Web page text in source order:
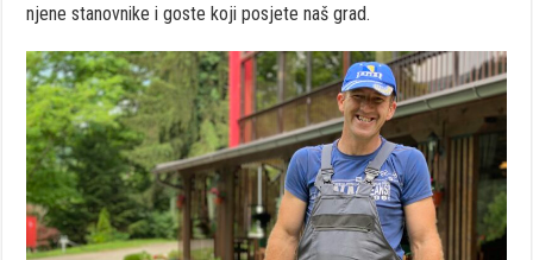
njene stanovnike i goste koji posjete naš grad.